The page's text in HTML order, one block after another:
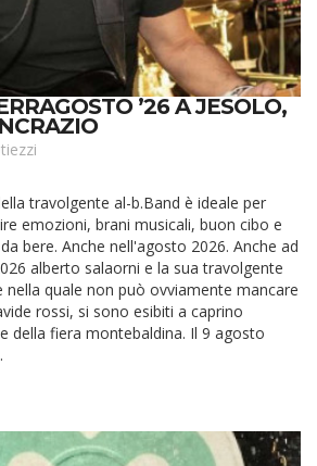
’26 A JESOLO,
travolgente al-b.Band è ideale per
emozioni, brani musicali, buon cibo e
bere. Anche nell'agosto 2026. Anche ad
alberto salaorni e la sua travolgente
quale non può ovviamente mancare
rossi, si sono esibiti a caprino
della fiera montebaldina. Il 9 agosto